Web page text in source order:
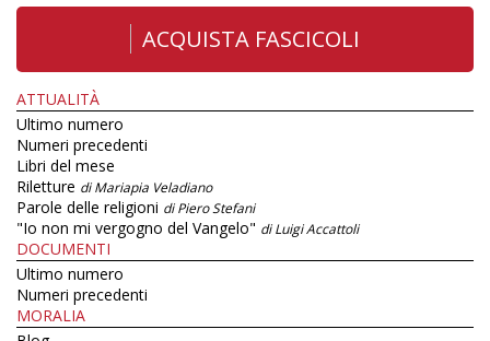
ACQUISTA FASCICOLI
ATTUALITÀ
Ultimo numero
Numeri precedenti
Libri del mese
Riletture di Mariapia Veladiano
Parole delle religioni di Piero Stefani
"Io non mi vergogno del Vangelo" di Luigi Accattoli
DOCUMENTI
Ultimo numero
Numeri precedenti
MORALIA